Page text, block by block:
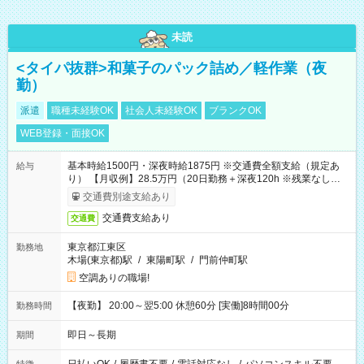
未読
<タイパ抜群>和菓子のパック詰め／軽作業（夜
勤）
派遣 職種未経験OK 社会人未経験OK
ブランクOK
WEB登録・面接OK
給与
基本時給1500円・深夜時給1875円 ※交通費全額支給（規定あ
り） 【月収例】28.5万円（20日勤務＋深夜120h ※残業なしの場
合）交通費別途支給あり
交通費 交通費支給あり
勤務地
東京都江東区
木場(東京都)駅 / 東陽町駅 / 門前仲町駅
空調ありの職場!
勤務時間 【夜勤】 20:00～翌5:00 休憩60分 [実働]8時間00分
期間 即日～長期